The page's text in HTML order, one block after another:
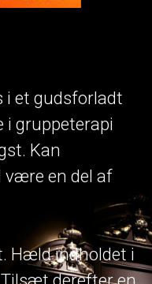
i et gudsforladt
i gruppeterapi
Kan
en del af
Hæld indholdet i
derefter en